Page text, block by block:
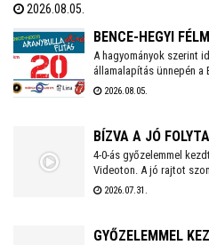
míg a férfiaknál a Veszprém és a
világklasszis csapatokat
kaphatók!
2026.08.05.
BENCE-HEGYI
A hagyományok szerint
államalapítás ünnepén a
tónál. Az ingyenes
2026.08.05.
BÍZVA A JÓ
4-0-ás győzelemmel
Videoton. A jó rajtot
követi, a tavaly még NB
2026.07.31.
GYŐZELEMMEL